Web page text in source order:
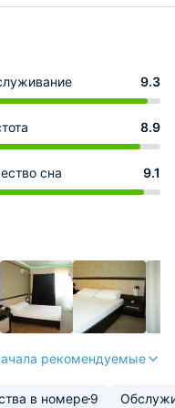
9.3
8.9
сна 9.1
рекомендуемые
в номере9